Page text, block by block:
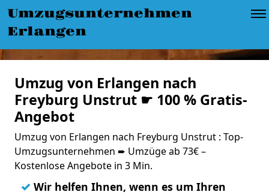
Umzugsunternehmen
Erlangen
Umzug von Erlangen nach
Freyburg Unstrut ☛ 100 % Gratis-
Angebot
Umzug von Erlangen nach Freyburg Unstrut : Top-
Umzugsunternehmen ➨ Umzüge ab 73€ –
Kostenlose Angebote in 3 Min.
✓ Wir helfen Ihnen, wenn es um Ihren